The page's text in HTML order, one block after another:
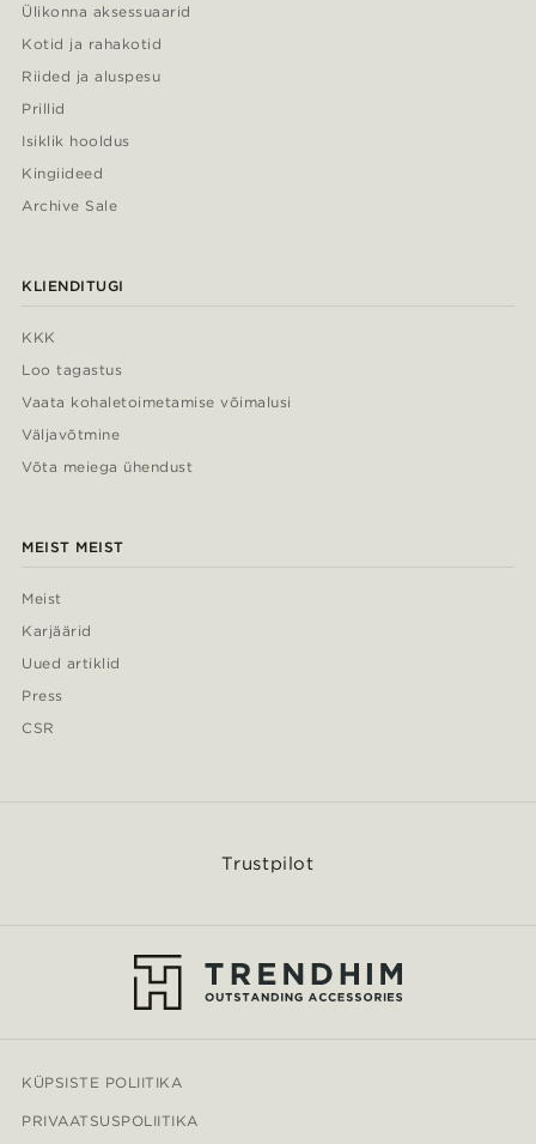
Ülikonna aksessuaarid
Kotid ja rahakotid
Riided ja aluspesu
Prillid
Isiklik hooldus
Kingiideed
Archive Sale
KLIENDITUGI
KKK
Loo tagastus
Vaata kohaletoimetamise võimalusi
Väljavõtmine
Võta meiega ühendust
MEIST MEIST
Meist
Karjäärid
Uued artiklid
Press
CSR
Trustpilot
KÜPSISTE POLIITIKA
PRIVAATSUSPOLIITIKA